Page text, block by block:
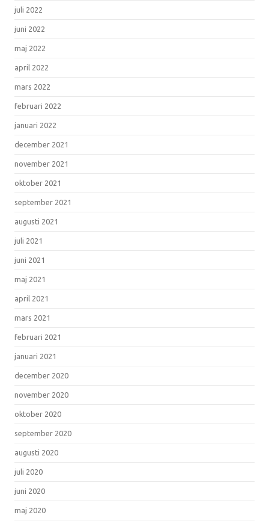
juli 2022
juni 2022
maj 2022
april 2022
mars 2022
februari 2022
januari 2022
december 2021
november 2021
oktober 2021
september 2021
augusti 2021
juli 2021
juni 2021
maj 2021
april 2021
mars 2021
februari 2021
januari 2021
december 2020
november 2020
oktober 2020
september 2020
augusti 2020
juli 2020
juni 2020
maj 2020